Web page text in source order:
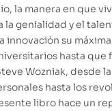
la manera en que
la genialidad y el
innovación su
hasta que
Wozniak, desde
hasta los
libro hace un